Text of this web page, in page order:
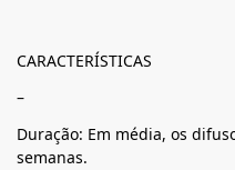
CARACTERÍSTICAS
–
Duração: Em média, os
semanas.